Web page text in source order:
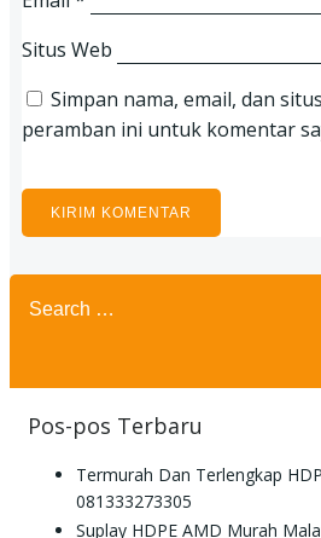
Situs Web
Simpan nama, email, dan
peramban ini untuk komentar
Search
for:
Pos-pos Terbaru
Termurah Dan Terlengkap
081333273305
Suplay HDPE AMD Murah